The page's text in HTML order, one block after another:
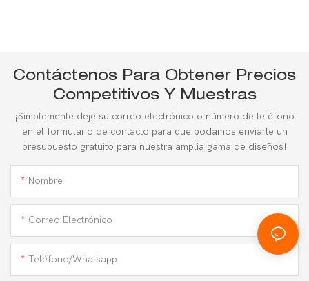
Contáctenos Para Obtener Precios
Competitivos Y Muestras
¡Simplemente deje su correo electrónico o número de teléfono
en el formulario de contacto para que podamos enviarle un
presupuesto gratuito para nuestra amplia gama de diseños!
Nombre
Correo Electrónico
Teléfono/whatsapp